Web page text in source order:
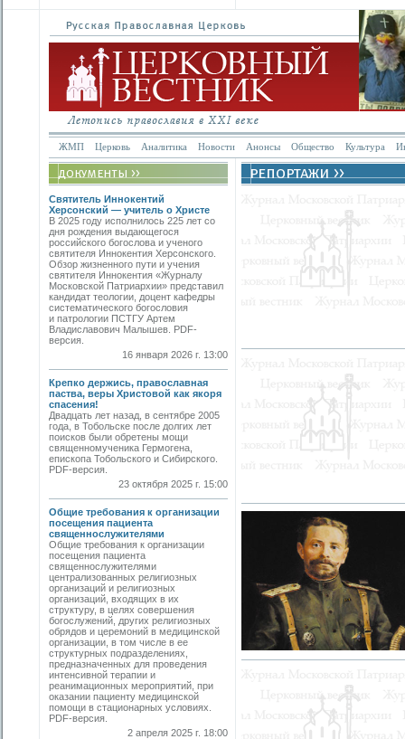
ЖМП Церковь Аналитика Новости Анонсы Общество Культура
Святитель Иннокентий
Херсонский — учитель о Христе
В 2025 году исполнилось 225 лет со
дня рождения выдающегося
российского богослова и ученого
святителя Иннокентия Херсонского.
Обзор жизненного пути и учения
святителя Иннокентия «Журналу
Московской Патриархии» представил
кандидат теологии, доцент кафедры
систематического богословия
и патрологии ПСТГУ Артем
Владиславович Малышев. PDF-
версия.
16 января 2026 г. 13:00
Крепко держись, православная
паства, веры Христовой как якоря
спасения!
Двадцать лет назад, в сентябре 2005
года, в Тобольске после долгих лет
поисков были обретены мощи
священномученика Гермогена,
епископа Тобольского и Сибирского.
PDF-версия.
23 октября 2025 г. 15:00
Общие требования к организации
посещения пациента
священнослужителями
Общие требования к организации
посещения пациента
священнослужителями
централизованных религиозных
организаций и религиозных
организаций, входящих в их
структуру, в целях совершения
богослужений, других религиозных
обрядов и церемоний в медицинской
организации, в том числе в ее
структурных подразделениях,
предназначенных для проведения
интенсивной терапии и
реанимационных мероприятий, при
оказании пациенту медицинской
помощи в стационарных условиях.
PDF-версия.
2 апреля 2025 г. 18:00